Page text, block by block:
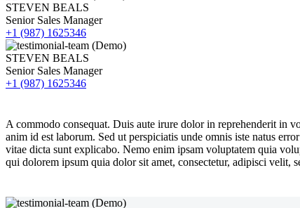
STEVEN BEALS
Senior Sales Manager
+1 (987) 1625346
STEVEN BEALS
Senior Sales Manager
+1 (987) 1625346
A commodo consequat. Duis aute irure dolor in reprehenderit in
anim id est laborum. Sed ut perspiciatis unde omnis iste natus
vitae dicta sunt explicabo. Nemo enim ipsam voluptatem quia
qui dolorem ipsum quia dolor sit amet, consectetur, adipisci velit,